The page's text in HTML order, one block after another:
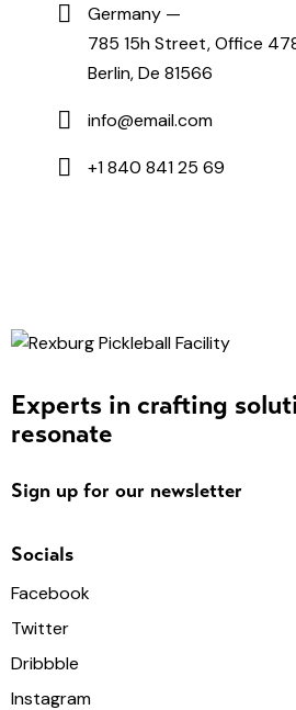
Germany —
785 15h Street, Office
Berlin, De 81566
info@email.com
+1 840 841 25 69
Experts in crafting
resonate
Sign up for our newsletter
Socials
Facebook
Twitter
Dribbble
Instagram